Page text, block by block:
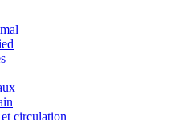
circulation